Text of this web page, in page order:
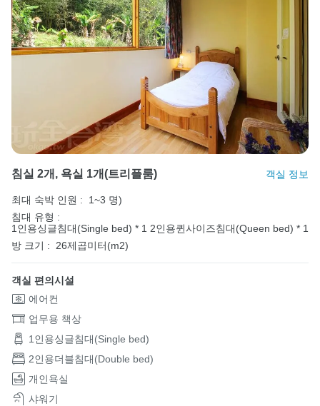
침실 2개, 욕실 1개(트리플룸) 객실 정보
최대 숙박 인원 :
1~3 명)
침대 유형 :
1인용싱글침대(Single bed) * 1 2인용퀸사이즈침대(Queen bed) * 1
방 크기 : 26제곱미터(m2)
객실 편의시설
에어컨
업무용 책상
1인용싱글침대(Single bed)
2인용더블침대(Double bed)
개인욕실
샤워기